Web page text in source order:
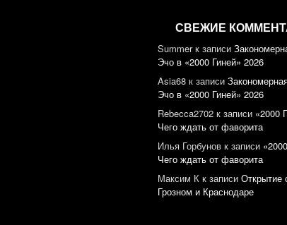
СВЕЖИЕ
Summerк записи
Эчо в «2000 Гиней» 2026
Asia68 к записи
Эчо в «2000 Гиней» 2026
Rebecca2702 к записи «2000
Чего ждать от фаворита
Илья Горбунов к записи
Чего ждать от фаворита
Максим К к записи Открытие
Грозном и Краснодаре